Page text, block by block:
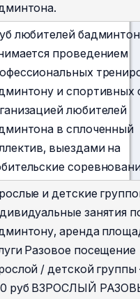
любителей
проведением
и спортивных
любителей
в сплоченный
выездами на
и детские
занятия
аренда
Разовое посещение
/ детской
руб ВЗРОСЛЫЙ